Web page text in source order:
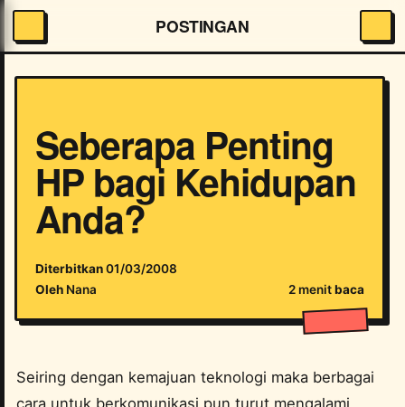
POSTINGAN
Seberapa Penting
HP bagi Kehidupan
Anda?
Diterbitkan01/03/2008
Oleh Nana 2 menitbaca
Seiring dengan kemajuan teknologi maka berbagai
cara untuk berkomunikasi pun turut mengalami